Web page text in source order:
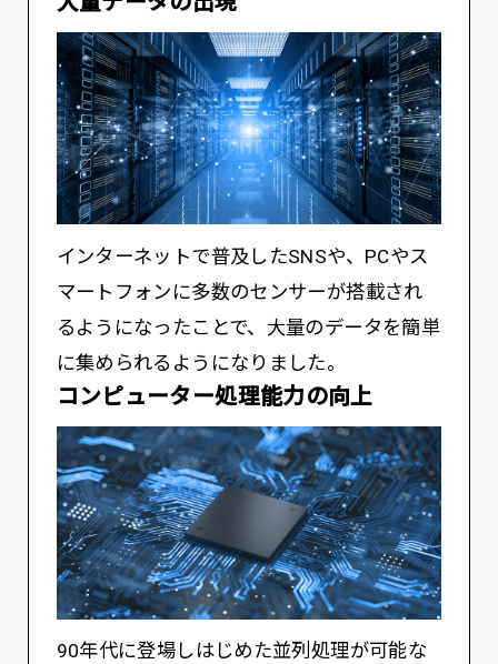
インターネットで普及したSNSや、PCやス
マートフォンに多数のセンサーが搭載され
るようになったことで、大量のデータを簡単
に集められるようになりました。
コンピューター処理能力の向上
90年代に登場しはじめた並列処理が可能な